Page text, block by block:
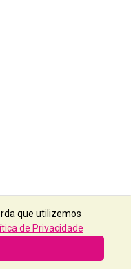
que utilizemos
de Privacidade